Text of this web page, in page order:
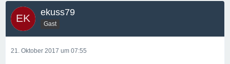
ekuss79
Gast
21. Oktober 2017 um 07:55